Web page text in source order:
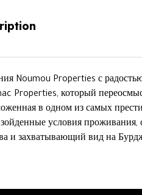
Noumou Properties с
Properties, который
в одном из самых
условия
и захватывающий вид на